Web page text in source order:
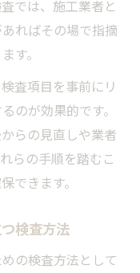
では、施工業者と
ればその場で指摘
す。
査項目を事前にリ
のが効果的です。
らの見直しや業者
らの手順を踏むこ
できます。
検査方法
の検査方法として